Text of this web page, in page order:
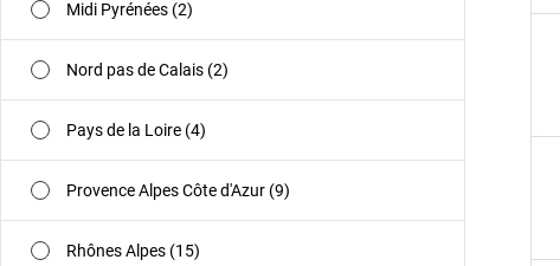
Midi Pyrénées (2)
Nord pas de Calais (2)
Pays de la Loire (4)
Provence Alpes Côte d'Azur (9)
Rhônes Alpes (15)